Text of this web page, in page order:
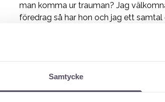
Samtycke
man komma ur trauman? Jag
föredrag så har hon och jag ett
av er och ställer frågor.
För det första när det gäller trauma